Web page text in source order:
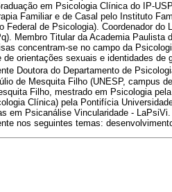
em Psicologia Clínica do IP-
Familiar e de Casal pelo Instituto
Federal de Psicologia). Coordenador
Membro Titular da Academia
concentram-se no campo da
de orientações sexuais e identidades de
Doutora do Departamento de
de Mesquita Filho (UNESP, campus
Filho, mestrado em Psicologia
Clínica) pela Pontifícia
em Psicanálise Vincularidade -
nos seguintes temas: